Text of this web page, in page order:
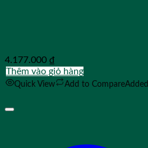
4.177.000 ₫
Thêm vào giỏ hàng
Quick View Add to CompareAdded